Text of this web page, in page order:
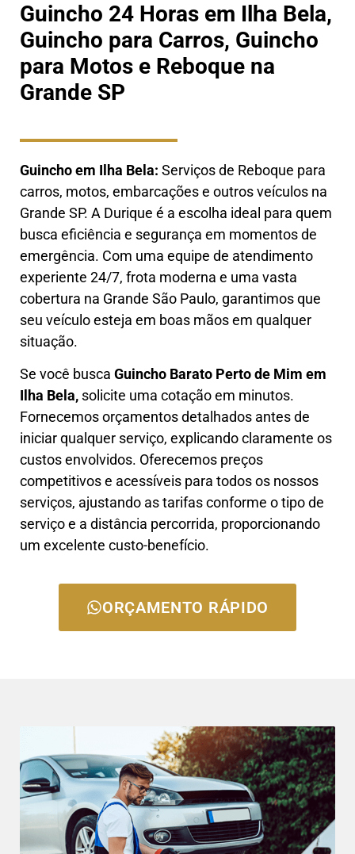
Guincho 24 Horas em Ilha Bela,
Guincho para Carros, Guincho
para Motos e Reboque na
Grande SP
Guincho em Ilha Bela: Serviços de Reboque para
carros, motos, embarcações e outros veículos na
Grande SP. A Durique é a escolha ideal para quem
busca eficiência e segurança em momentos de
emergência. Com uma equipe de atendimento
experiente 24/7, frota moderna e uma vasta
cobertura na Grande São Paulo, garantimos que
seu veículo esteja em boas mãos em qualquer
situação.
Se você busca Guincho Barato Perto de Mim em
Ilha Bela, solicite uma cotação em minutos.
Fornecemos orçamentos detalhados antes de
iniciar qualquer serviço, explicando claramente os
custos envolvidos. Oferecemos preços
competitivos e acessíveis para todos os nossos
serviços, ajustando as tarifas conforme o tipo de
serviço e a distância percorrida, proporcionando
um excelente custo-benefício.
ORÇAMENTO RÁPIDO